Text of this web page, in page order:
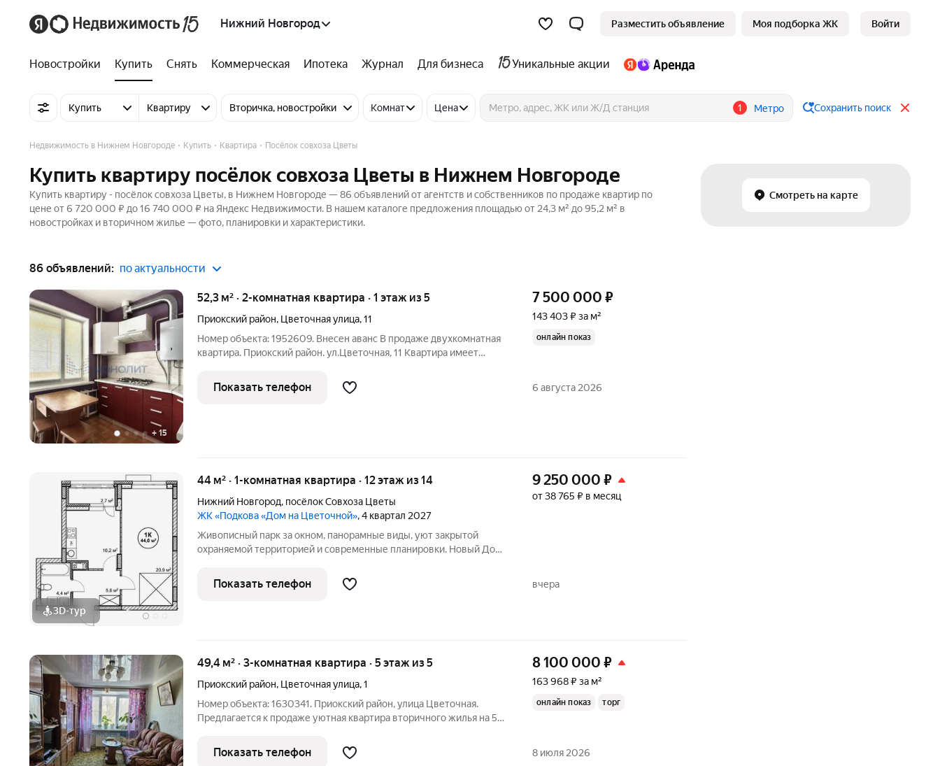
Нижний Новгород Разместить объявление Моя подборка ЖК Войти
Новостройки Купить Снять Коммерческая Ипотека Журнал Для бизнеса Уникальные акции
Купить Квартиру Вторичка, новостройки Комнат Цена 1 Метро Сохранить поиск
Смотреть на карте
Недвижимость в Нижнем Новгороде Купить Квартира Посёлок совхоза Цветы
Купить квартиру посёлок совхоза Цветы в Нижнем Новгороде
Купить квартиру - посёлок совхоза Цветы, в Нижнем Новгороде — 86 объявлений от агентств и собственников по продаже квартир по
цене от 6 720 000 ₽ до 16 740 000 ₽ на Яндекс Недвижимости. В нашем каталоге предложения площадью от 24,3 м² до 95,2 м² в
новостройках и вторичном жилье — фото, планировки и характеристики.
86 объявлений: по актуальности
+ 15
52,3 м² · 2-комнатная квартира · 1 этаж из 5
Приокский район, Цветочная улица,11
Номер объекта: 1952609. Внесен аванс В продаже двухкомнатная
квартира. Приокский район. ул.Цветочная, 11 Квартира имеет
изолированные комнаты 17.9 и 11.8 кв.м -Кухня 8.5 кв.м с выходом
на просторную
7 500 000 ₽
143 403 ₽ за м²
онлайн показ
Показать телефон 6 августа 2026
3D-тур
44 м² · 1-комнатная квартира · 12 этаж из 14
Нижний Новгород, посёлок Cовхоза Цветы
ЖК «Подкова «Дом на Цветочной», 4 квартал 2027
Живописный парк за окном, панорамные виды, уют закрытой
охраняемой территорией и современные планировки. Новый Дом
современном жилье.Квартиры для жизниЭто не просто жильё, а
продуманная среда для
9 250 000 ₽
от 38 765 ₽ в месяц
Показать телефон вчера
49,4 м² · 3-комнатная квартира · 5 этаж из 5
Приокский район, Цветочная улица,1
Номер объекта: 1630341. Приокский район, улица Цветочная.
Предлагается к продаже уютная квартира вторичного жилья на 5
есть 3 комнаты и отдельная кухня площадью 6 кв.м. Этот вариант
идеально
8 100 000 ₽
163 968 ₽ за м²
онлайн показ торг
Показать телефон 8 июля 2026